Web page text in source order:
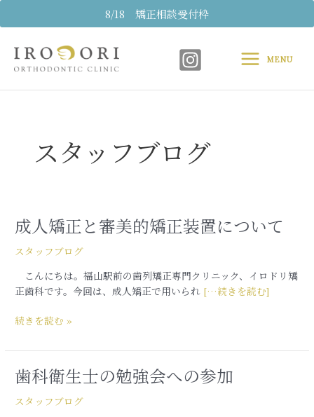
8/18 矯正相談受付枠
容
MenuMENU
スタッフブログ
成人矯正と審美的矯正装置について
スタッフブログ
‎‎ こんにちは。福山駅前の歯列矯正専門クリニック、イロドリ矯
正歯科です。今回は、成人矯正で用いられ […続きを読む]
成
人
矯
と
審
美
装
に
続きを読む »
歯科衛生士の勉強会への参加
スタッフブログ
歯
科
衛